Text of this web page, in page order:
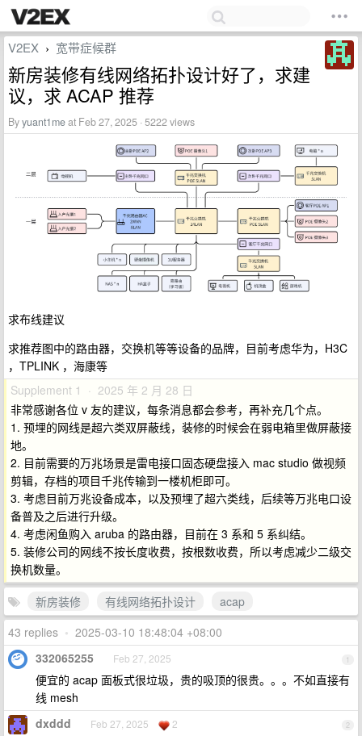
V2EX › 宽带症候群
新房装修有线网络拓扑设计好了，求建
议，求 ACAP 推荐
Byyuant1meat Feb 27, 2025 · 5222 views
求布线建议
求推荐图中的路由器，交换机等等设备的品牌，目前考虑华为，H3C
，TPLINK ，海康等
Supplement 1 · 2025 年 2 月 28 日
非常感谢各位 v 友的建议，每条消息都会参考，再补充几个点。
1. 预埋的网线是超六类双屏蔽线，装修的时候会在弱电箱里做屏蔽接
地。
2. 目前需要的万兆场景是雷电接口固态硬盘接入 mac studio 做视频
剪辑，存档的项目千兆传输到一楼机柜即可。
3. 考虑目前万兆设备成本，以及预埋了超六类线，后续等万兆电口设
备普及之后进行升级。
4. 考虑闲鱼购入 aruba 的路由器，目前在 3 系和 5 系纠结。
5. 装修公司的网线不按长度收费，按根数收费，所以考虑减少二级交
换机数量。
新房装修
有线网络拓扑设计
acap
43 replies • 2025-03-10 18:48:04 +08:00
1
332065255 Feb 27, 2025
便宜的 acap 面板式很垃圾，贵的吸顶的很贵。。。不如直接有
线 mesh
2
dxddd Feb 27, 2025 2